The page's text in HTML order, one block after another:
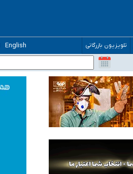
تلویزیون بازرگانی English